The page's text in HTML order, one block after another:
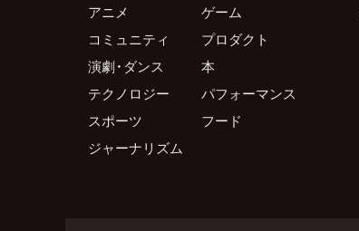
アニメ
ゲーム
コミュニティ
プロダクト
演劇・ダンス
本
テクノロジー
パフォーマンス
スポーツ
フード
ジャーナリズム